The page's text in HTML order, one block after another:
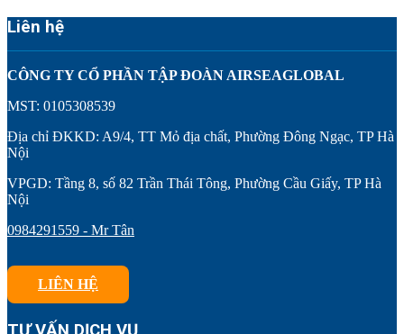
Liên hệ
CÔNG TY CỔ PHẦN TẬP ĐOÀN AIRSEAGLOBAL
MST: 0105308539
Địa chỉ ĐKKD: A9/4, TT Mỏ địa chất, Phường Đông Ngạc, TP Hà
Nội
VPGD: Tầng 8, số 82 Trần Thái Tông, Phường Cầu Giấy, TP Hà
Nội
0984291559 - Mr Tân
LIÊN HỆ